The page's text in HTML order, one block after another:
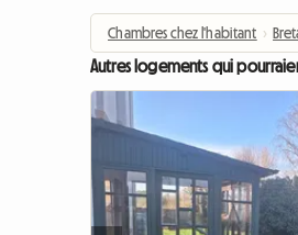
Chambres chez l'habitant ›
Autres logements qui